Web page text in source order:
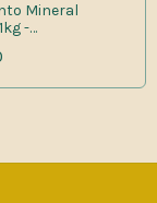
Mineral
-
para
e Equinos